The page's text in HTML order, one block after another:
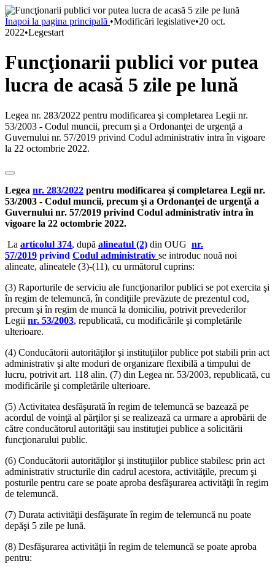
Înapoi la pagina principală •Modificări legislative•20 oct.
2022•Legestart
Funcţionarii publici vor putea
lucra de acasă 5 zile pe lună
Legea nr. 283/2022 pentru modificarea şi completarea Legii nr.
53/2003 - Codul muncii, precum şi a Ordonanţei de urgenţă a
Guvernului nr. 57/2019 privind Codul administrativ intra în vigoare
la 22 octombrie 2022.
Legea nr. 283/2022 pentru modificarea şi completarea Legii nr.
53/2003 - Codul muncii, precum şi a Ordonanţei de urgenţă a
Guvernului nr. 57/2019 privind Codul administrativ intra în
vigoare la 22 octombrie 2022.
La articolul 374, după alineatul (2) din OUG nr.
57/2019 privind Codul administrativ se introduc nouă noi
alineate, alineatele (3)-(11), cu următorul cuprins:
(3) Raporturile de serviciu ale funcţionarilor publici se pot exercita şi
în regim de telemuncă, în condiţiile prevăzute de prezentul cod,
precum şi în regim de muncă la domiciliu, potrivit prevederilor
Legii nr. 53/2003, republicată, cu modificările şi completările
ulterioare.
(4) Conducătorii autorităţilor şi instituţiilor publice pot stabili prin act
administrativ şi alte moduri de organizare flexibilă a timpului de
lucru, potrivit art. 118 alin. (7) din Legea nr. 53/2003, republicată, cu
modificările şi completările ulterioare.
(5) Activitatea desfăşurată în regim de telemuncă se bazează pe
acordul de voinţă al părţilor şi se realizează ca urmare a aprobării de
către conducătorul autorităţii sau instituţiei publice a solicitării
funcţionarului public.
(6) Conducătorii autorităţilor şi instituţiilor publice stabilesc prin act
administrativ structurile din cadrul acestora, activităţile, precum şi
posturile pentru care se poate aproba desfăşurarea activităţii în regim
de telemuncă.
(7) Durata activităţii desfăşurate în regim de telemuncă nu poate
depăşi 5 zile pe lună.
(8) Desfăşurarea activităţii în regim de telemuncă se poate aproba
pentru: